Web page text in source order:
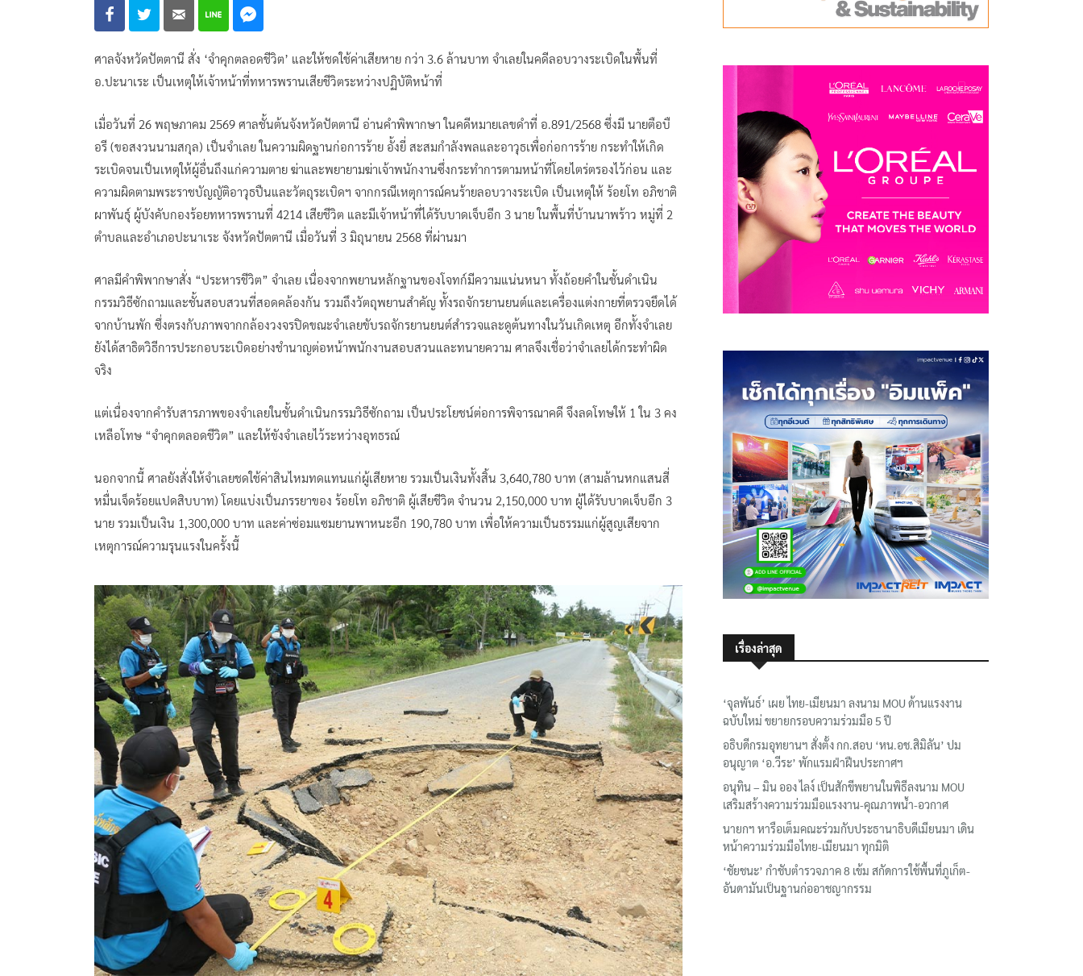
ศาลจังหวัดปัตตานี สั่ง ‘จำคุกตลอดชีวิต’ และให้ชดใช้ค่าเสียหาย กว่า 3.6 ล้านบาท จำเลยในคดีลอบวางระเบิดในพื้นที่
อ.ปะนาเระ เป็นเหตุให้เจ้าหน้าที่ทหารพรานเสียชีวิตระหว่างปฏิบัติหน้าที่
เมื่อวันที่ 26 พฤษภาคม 2569 ศาลชั้นต้นจังหวัดปัตตานี อ่านคำพิพากษา ในคดีหมายเลขดำที่ อ.891/2568 ซึ่งมี นายตือบื
อรี (ขอสงวนนามสกุล) เป็นจำเลย ในความผิดฐานก่อการร้าย อั้งยี่ สะสมกำลังพลและอาวุธเพื่อก่อการร้าย กระทำให้เกิด
ระเบิดจนเป็นเหตุให้ผู้อื่นถึงแก่ความตาย ฆ่าและพยายามฆ่าเจ้าพนักงานซึ่งกระทำการตามหน้าที่โดยไตร่ตรองไว้ก่อน และ
ความผิดตามพระราชบัญญัติอาวุธปืนและวัตถุระเบิดฯ จากกรณีเหตุการณ์คนร้ายลอบวางระเบิด เป็นเหตุให้ ร้อยโท อภิชาติ
ผาพันธุ์ ผู้บังคับกองร้อยทหารพรานที่ 4214 เสียชีวิต และมีเจ้าหน้าที่ได้รับบาดเจ็บอีก 3 นาย ในพื้นที่บ้านนาพร้าว หมู่ที่ 2
ตำบลและอำเภอปะนาเระ จังหวัดปัตตานี เมื่อวันที่ 3 มิถุนายน 2568 ที่ผ่านมา
ศาลมีคำพิพากษาสั่ง “ประหารชีวิต” จำเลย เนื่องจากพยานหลักฐานของโจทก์มีความแน่นหนา ทั้งถ้อยคำในชั้นดำเนิน
กรรมวิธีซักถามและชั้นสอบสวนที่สอดคล้องกัน รวมถึงวัตถุพยานสำคัญ ทั้งรถจักรยานยนต์และเครื่องแต่งกายที่ตรวจยึดได้
จากบ้านพัก ซึ่งตรงกับภาพจากกล้องวงจรปิดขณะจำเลยขับรถจักรยานยนต์สำรวจและดูต้นทางในวันเกิดเหตุ อีกทั้งจำเลย
ยังได้สาธิตวิธีการประกอบระเบิดอย่างชำนาญต่อหน้าพนักงานสอบสวนและทนายความ ศาลจึงเชื่อว่าจำเลยได้กระทำผิด
จริง
แต่เนื่องจากคำรับสารภาพของจำเลยในชั้นดำเนินกรรมวิธีซักถาม เป็นประโยชน์ต่อการพิจารณาคดี จึงลดโทษให้ 1 ใน 3 คง
เหลือโทษ “จำคุกตลอดชีวิต” และให้ขังจำเลยไว้ระหว่างอุทธรณ์
นอกจากนี้ ศาลยังสั่งให้จำเลยชดใช้ค่าสินไหมทดแทนแก่ผู้เสียหาย รวมเป็นเงินทั้งสิ้น 3,640,780 บาท (สามล้านหกแสนสี่
หมื่นเจ็ดร้อยแปดสิบบาท) โดยแบ่งเป็นภรรยาของ ร้อยโท อภิชาติ ผู้เสียชีวิต จำนวน 2,150,000 บาท ผู้ได้รับบาดเจ็บอีก 3
นาย รวมเป็นเงิน 1,300,000 บาท และค่าซ่อมแซมยานพาหนะอีก 190,780 บาท เพื่อให้ความเป็นธรรมแก่ผู้สูญเสียจาก
เหตุการณ์ความรุนแรงในครั้งนี้
เรื่องล่าสุด
‘จุลพันธ์’ เผย ไทย-เมียนมา ลงนาม MOU ด้านแรงงาน
ฉบับใหม่ ขยายกรอบความร่วมมือ 5 ปี
อธิบดีกรมอุทยานฯ​ สั่งตั้ง กก.สอบ ‘หน.อช.สิมิลัน’ ปม
อนุญาต ‘อ.วีระ’ พักแรมฝ่าฝืนประกาศฯ
อนุทิน – มิน ออง ไลง์ เป็นสักขีพยานในพิธีลงนาม MOU
เสริมสร้างความร่วมมือแรงงาน-คุณภาพน้ำ-อวกาศ
นายกฯ หารือเต็มคณะร่วมกับประธานาธิบดีเมียนมา เดิน
หน้าความร่วมมือไทย-เมียนมา ทุกมิติ
‘ชัยชนะ’ กำชับตำรวจภาค 8 เข้ม สกัดการใช้พื้นที่ภูเก็ต-
อันดามันเป็นฐานก่ออาชญากรรม